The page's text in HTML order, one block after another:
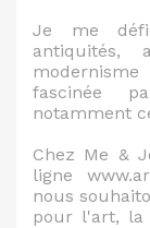
Je me
antiquités,
fascinée
notamment
Chez Me &
ligne
nous
pour l'art, la